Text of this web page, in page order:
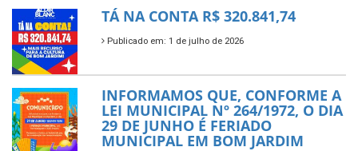
TÁ NA CONTA R$ 320.841,74
Publicado em: 1 de julho de 2026
INFORMAMOS QUE, CONFORME A
LEI MUNICIPAL Nº 264/1972, O DIA
29 DE JUNHO É FERIADO
MUNICIPAL EM BOM JARDIM